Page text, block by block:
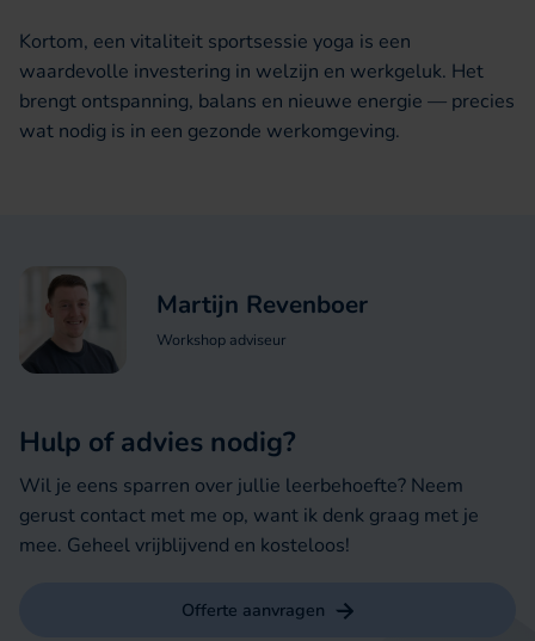
Kortom, een vitaliteit sportsessie yoga is een
waardevolle investering in welzijn en werkgeluk. Het
brengt ontspanning, balans en nieuwe energie — precies
wat nodig is in een gezonde werkomgeving.
Martijn Revenboer
Workshop adviseur
Hulp of advies nodig?
Wil je eens sparren over jullie leerbehoefte? Neem
gerust contact met me op, want ik denk graag met je
mee. Geheel vrijblijvend en kosteloos!
Offerte aanvragen